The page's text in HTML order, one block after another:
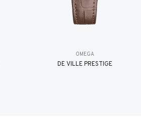
OMEGA
DE VILLE PRESTIGE